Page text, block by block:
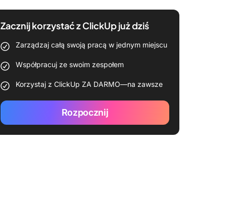
Zacznij korzystać z ClickUp już dziś
Zarządzaj całą swoją pracą w jednym miejscu
Współpracuj ze swoim zespołem
Korzystaj z ClickUp ZA DARMO—na zawsze
Rozpocznij